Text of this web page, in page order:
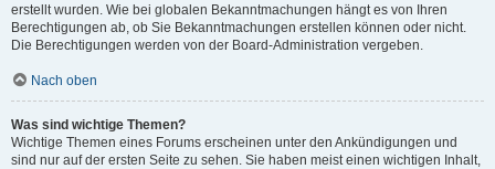
erstellt wurden. Wie bei globalen Bekanntmachungen hängt es von Ihren
Berechtigungen ab, ob Sie Bekanntmachungen erstellen können oder nicht.
Die Berechtigungen werden von der Board-Administration vergeben.
Nach oben
Was sind wichtige Themen?
Wichtige Themen eines Forums erscheinen unter den Ankündigungen und
sind nur auf der ersten Seite zu sehen. Sie haben meist einen wichtigen Inhalt,